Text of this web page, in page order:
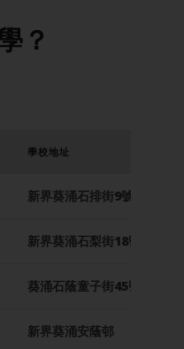
？
學校地址
新界葵涌石排街9號
新界葵涌石梨街18號石籬二
葵涌石蔭童子街45號
新界葵涌安蔭邨